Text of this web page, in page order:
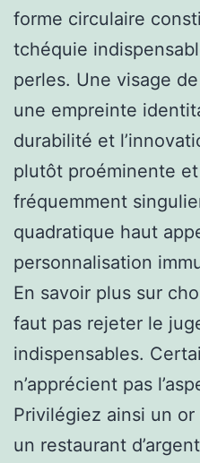
forme circulaire
tchéquie
perles. Une visage
une empreinte
durabilité et
plutôt proéminente
fréquemment
quadratique haut
personnalisation
En savoir plus sur
faut pas rejeter le
indispensables.
n’apprécient pas
Privilégiez ainsi un
un restaurant